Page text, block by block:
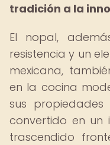
tradición a la
El nopal,
resistencia y un
mexicana,
en la cocina
sus
convertido en un
trascendido